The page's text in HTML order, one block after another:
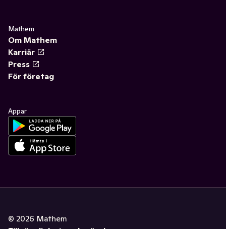
Mathem
Om Mathem
Karriär
Press
För företag
Appar
© 2026 Mathem